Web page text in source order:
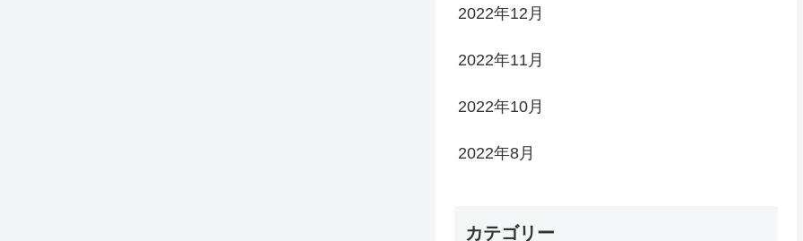
2022年12月
2022年11月
2022年10月
2022年8月
カテゴリー